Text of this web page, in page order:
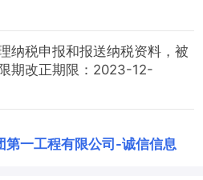
纳税申报和报送纳税资料，被
期改正期限：2023-12-
第一工程有限公司 -诚信信息